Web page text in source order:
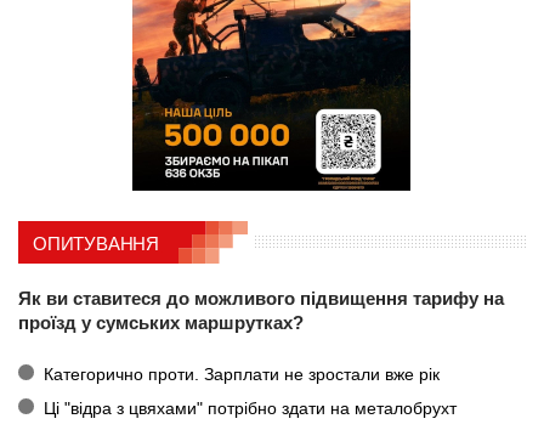
ОПИТУВАННЯ
Як ви ставитеся до можливого підвищення тарифу на
проїзд у сумських маршрутках?
Категорично проти. Зарплати не зростали вже рік
Ці "відра з цвяхами" потрібно здати на металобрухт